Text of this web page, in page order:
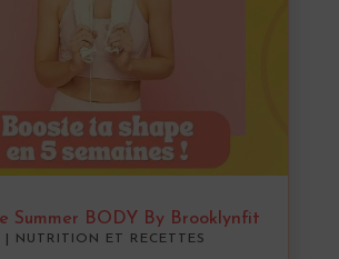
Summer BODY By Brooklynfit
NUTRITION ET RECETTES